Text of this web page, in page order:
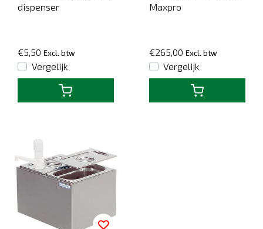
dispenser
€5,50 Excl. btw
Vergelijk
Maxpro
€265,00 Excl. btw
Vergelijk